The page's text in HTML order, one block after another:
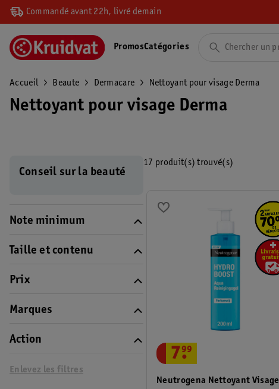
Commandé avant 22h, livré demain
PromosCatégories
Accueil Beaute Dermacare Nettoyant pour visage Derma
Nettoyant pour visage Derma
Conseil sur la beauté
Note minimum
Taille et contenu
Prix
Marques
Action
Enlevez les filtres
17 produit(s) trouvé(s)
Neutrogena Nettoyant Visage
7.
99